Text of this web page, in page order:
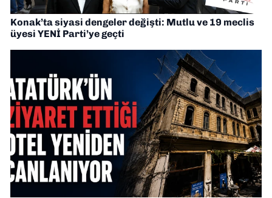
Konak’ta siyasi dengeler değişti: Mutlu ve 19 meclis
üyesi YENİ Parti’ye geçti